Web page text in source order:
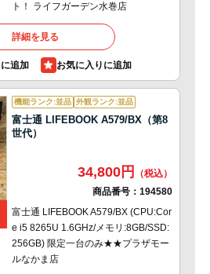
ト！ ライフガーデン水巻店
詳細を見る
追加
機能ランク:並品 外観ランク:並品
富士通 LIFEBOOK A579/BX（第8
世代）
34,800円
商品番号： 194580
富士通 LIFEBOOK A579/BX (CPU:Cor
e i5 8265U 1.6GHz/メモリ:8GB/SSD:
256GB) 限定一台のみ★★プラザモー
ルなかま店